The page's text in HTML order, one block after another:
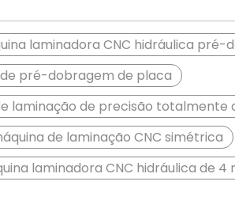
laminadora CNC hidráulica pré-
pré-dobragem de placa
laminação de precisão totalmente
de laminação CNC simétrica
laminadora CNC hidráulica de 4